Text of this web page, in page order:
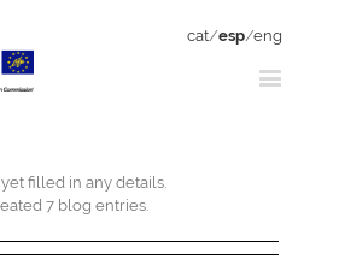
cat/esp/eng
filled in any details.
7 blog entries.